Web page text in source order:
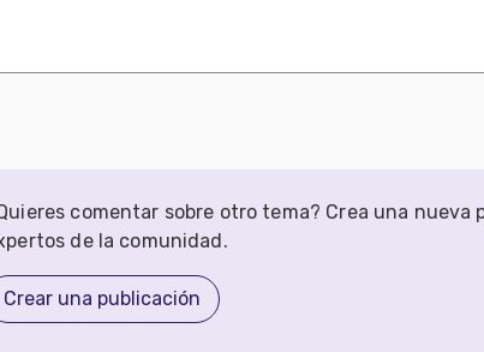
comentar sobre otro tema? Crea una nueva
de la comunidad.
Crear una publicación